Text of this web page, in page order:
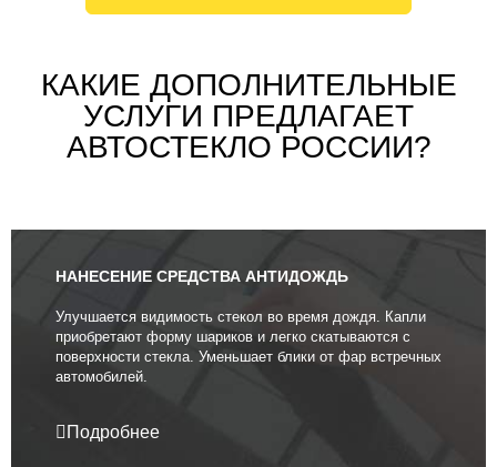
КАКИЕ ДОПОЛНИТЕЛЬНЫЕ
УСЛУГИ ПРЕДЛАГАЕТ
АВТОСТЕКЛО РОССИИ?
НАНЕСЕНИЕ СРЕДСТВА АНТИДОЖДЬ
Улучшается видимость стекол во время дождя. Капли
приобретают форму шариков и легко скатываются с
поверхности стекла. Уменьшает блики от фар встречных
автомобилей.
Подробнее